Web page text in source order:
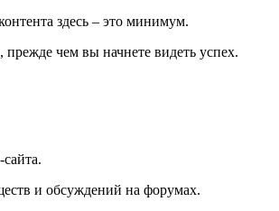
здесь – это минимум.
чем вы начнете видеть успех.
и обсуждений на форумах.